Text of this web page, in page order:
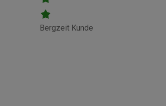
Bergzeit Kunde